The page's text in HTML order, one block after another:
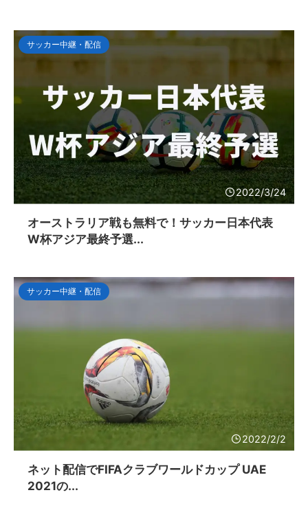
2022/3/24
サッカー中継・配信
オーストラリア戦も無料で！サッカー日本代表
W杯アジア最終予選...
2022/2/2
サッカー中継・配信
ネット配信でFIFAクラブワールドカップ UAE
2021の...